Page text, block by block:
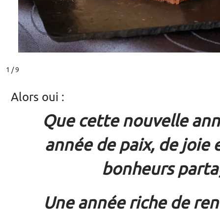
1 / 9
Alors oui :
Que cette nouvelle
année de paix, de joie
bonheurs
Une année riche de